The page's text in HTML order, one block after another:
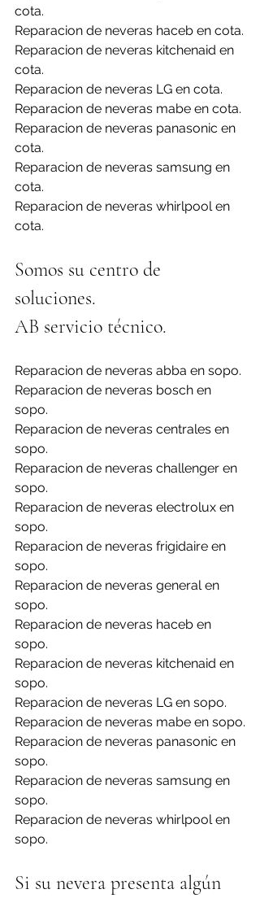
cota.
Reparacion de neveras haceb en cota.
Reparacion de neveras kitchenaid en
cota.
Reparacion de neveras LG en cota.
Reparacion de neveras mabe en cota.
Reparacion de neveras panasonic en
cota.
Reparacion de neveras samsung en
cota.
Reparacion de neveras whirlpool en
cota.
Somos su centro de
soluciones.
AB servicio técnico.
Reparacion de neveras abba en sopo.
Reparacion de neveras bosch en
sopo.
Reparacion de neveras centrales en
sopo.
Reparacion de neveras challenger en
sopo.
Reparacion de neveras electrolux en
sopo.
Reparacion de neveras frigidaire en
sopo.
Reparacion de neveras general en
sopo.
Reparacion de neveras haceb en
sopo.
Reparacion de neveras kitchenaid en
sopo.
Reparacion de neveras LG en sopo.
Reparacion de neveras mabe en sopo.
Reparacion de neveras panasonic en
sopo.
Reparacion de neveras samsung en
sopo.
Reparacion de neveras whirlpool en
sopo.
Si su nevera presenta algún